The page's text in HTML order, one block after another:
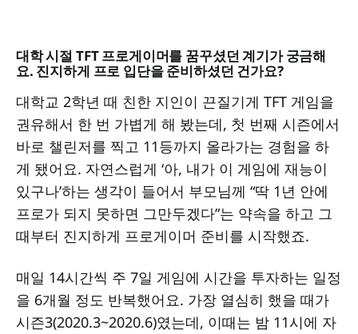
대학 시절 TFT 프로게이머를 꿈꾸셨던 계기가 궁금해
요. 진지하게 프로 입단을 준비하셨던 건가요?
대학교 2학년 때 친한 지인이 끈질기게 TFT 게임을
권유해서 한 번 가볍게 해 봤는데, 첫 번째 시즌에서
바로 챌린저를 찍고 11등까지 올라가는 경험을 하
게 됐어요. 자연스럽게 ‘아, 내가 이 게임에 재능이
있구나’하는 생각이 들어서 부모님께 “딱 1년 안에
프로가 되지 못하면 그만두겠다”는 약속을 하고 그
때부터 진지하게 프로게이머 준비를 시작했죠.
매일 14시간씩 주 7일 게임에 시간을 투자하는 일정
을 6개월 정도 반복했어요. 가장 열심히 했을 때가
시즌3(2020.3~2020.6)였는데, 이때는 밤 11시에 자